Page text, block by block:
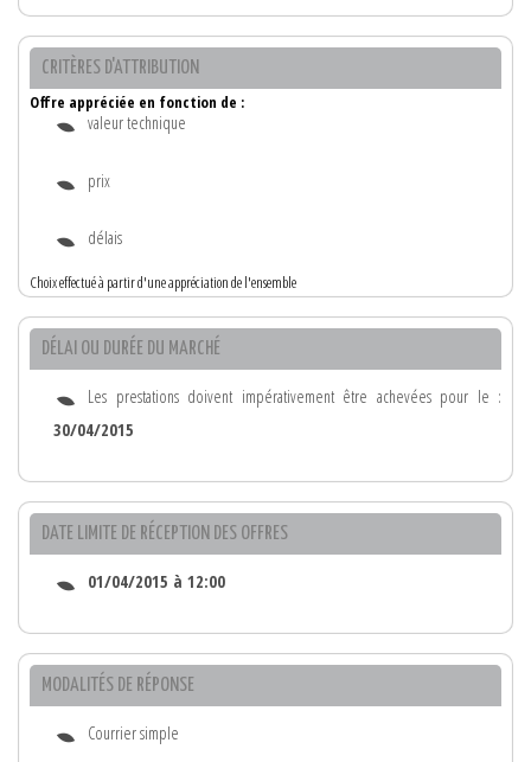
CRITÈRES D'ATTRIBUTION
Offre appréciée en fonction de :
valeur technique
prix
délais
Choix effectué à partir d'une appréciation de l'ensemble
DÉLAI OU DURÉE DU MARCHÉ
Les prestations doivent impérativement être achevées pour le :
30/04/2015
DATE LIMITE DE RÉCEPTION DES OFFRES
01/04/2015 à 12:00
MODALITÉS DE RÉPONSE
Courrier simple